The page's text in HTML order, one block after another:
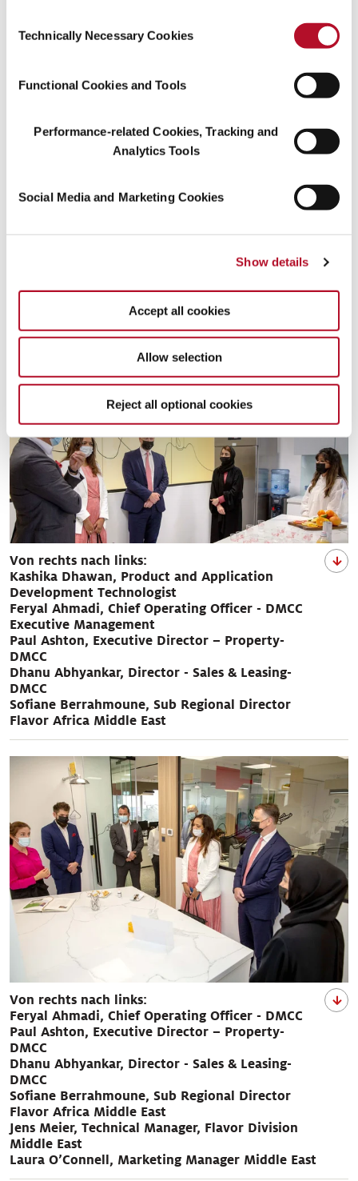
information.
Selection
Technically Necessary Cookies
Functional Cookies and Tools
Performance-related Cookies, Tracking and
Analytics Tools
Social Media and Marketing Cookies
Show details
Accept all cookies
Allow selection
Reject all optional cookies
Jens Meier, Technical Manager, Flavor Division
Middle East
Flavor Africa Middle East
Dhanu Abhyankar, Director - Sales & Leasing-
Von rechts nach links:
Kashika Dhawan, Product and Application
Development Technologist
Feryal Ahmadi, Chief Operating Officer - DMCC
Executive Management
Paul Ashton, Executive Director – Property-
DMCC
Dhanu Abhyankar, Director - Sales & Leasing-
DMCC
Sofiane Berrahmoune, Sub Regional Director
Flavor Africa Middle East
Von rechts nach links:
Feryal Ahmadi, Chief Operating Officer - DMCC
Paul Ashton, Executive Director – Property-
DMCC
Dhanu Abhyankar, Director - Sales & Leasing-
DMCC
Sofiane Berrahmoune, Sub Regional Director
Flavor Africa Middle East
Jens Meier, Technical Manager, Flavor Division
Middle East
Laura O’Connell, Marketing Manager Middle East